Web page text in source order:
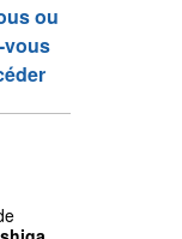
ou
vous